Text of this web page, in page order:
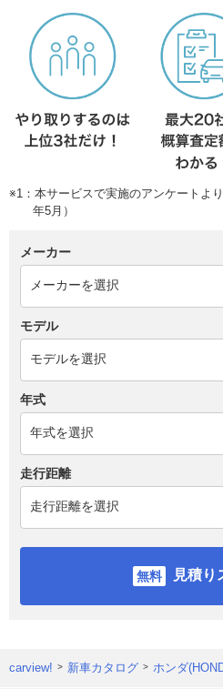
※1：本サービスで実施のアンケートよ
年5月）
メーカー
モデル
年式
走行距離
見積り
carview! 新車カタログ ホンダ